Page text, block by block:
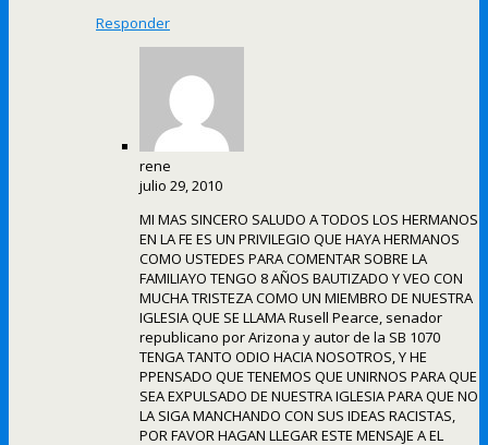
Responder
rene
julio 29, 2010
MI MAS SINCERO SALUDO A TODOS LOS HERMANOS
EN LA FE ES UN PRIVILEGIO QUE HAYA HERMANOS
COMO USTEDES PARA COMENTAR SOBRE LA
FAMILIAYO TENGO 8 AÑOS BAUTIZADO Y VEO CON
MUCHA TRISTEZA COMO UN MIEMBRO DE NUESTRA
IGLESIA QUE SE LLAMA Rusell Pearce, senador
republicano por Arizona y autor de la SB 1070
TENGA TANTO ODIO HACIA NOSOTROS, Y HE
PPENSADO QUE TENEMOS QUE UNIRNOS PARA QUE
SEA EXPULSADO DE NUESTRA IGLESIA PARA QUE NO
LA SIGA MANCHANDO CON SUS IDEAS RACISTAS,
POR FAVOR HAGAN LLEGAR ESTE MENSAJE A EL